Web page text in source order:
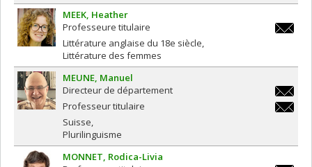
MEEK Heather
Professeure titulaire
Littérature anglaise du 18e siècle
Littérature des femmes
MEUNE Manuel
Directeur de département
Professeur titulaire
Suisse
Plurilinguisme
MONNET Rodica-Livia